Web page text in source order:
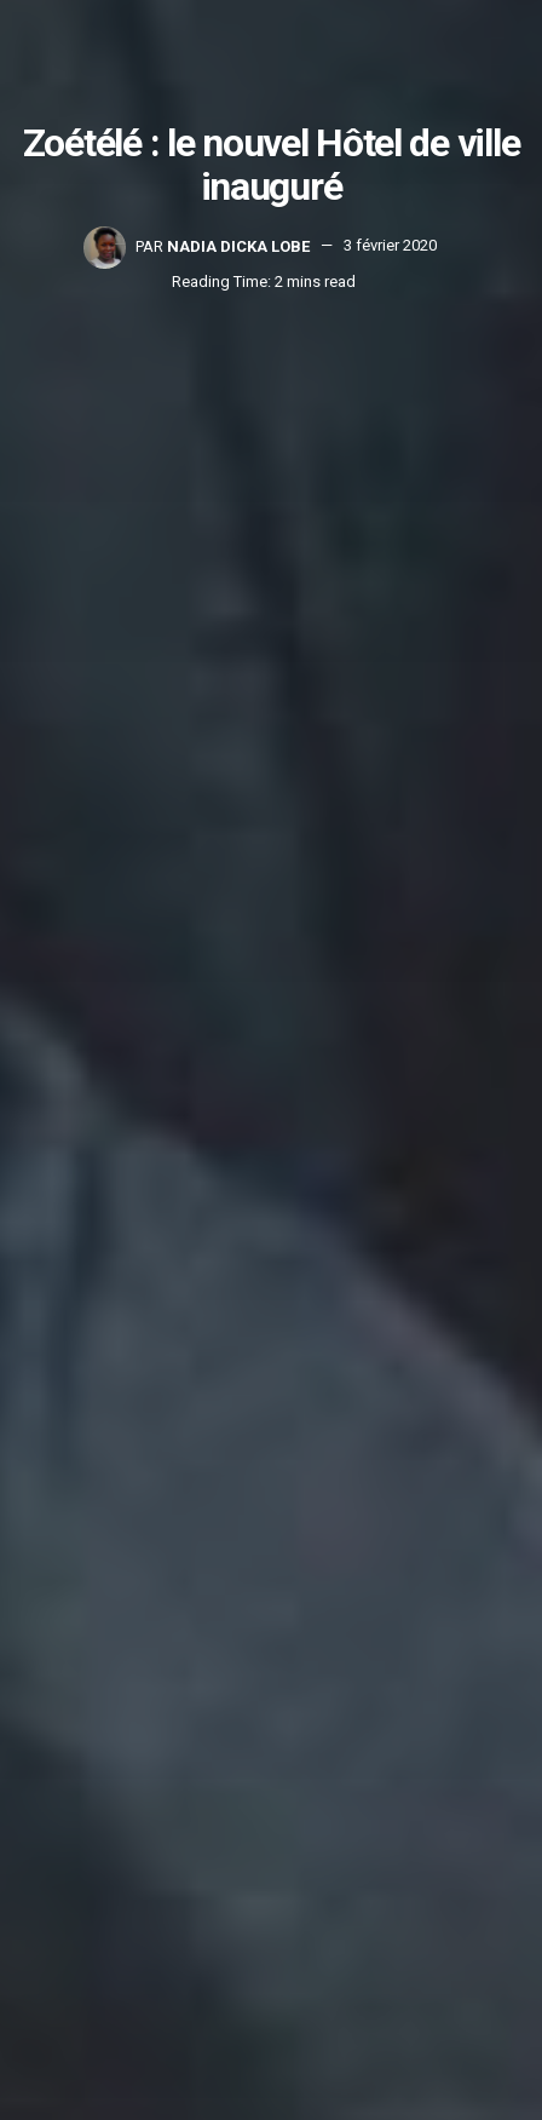
Zoétélé : le nouvel Hôtel de ville
inauguré
PAR NADIA DICKA LOBE
3 février 2020
Reading Time: 2 mins read